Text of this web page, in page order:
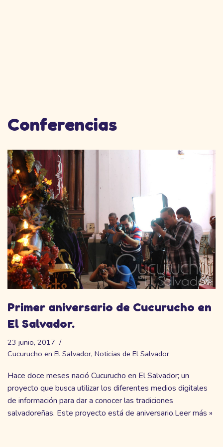
Conferencias
Primer aniversario de Cucurucho en
El Salvador.
23 junio, 2017
Cucurucho en El Salvador, Noticias de El Salvador
Hace doce meses nació Cucurucho en El Salvador; un
proyecto que busca utilizar los diferentes medios digitales
de información para dar a conocer las tradiciones
salvadoreñas. Este proyecto está de aniversario.Leer más »